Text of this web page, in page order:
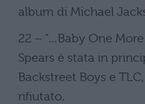
album di Michael
22 – “…Baby One
Spears è stata in
Backstreet Boys e
rifiutato.